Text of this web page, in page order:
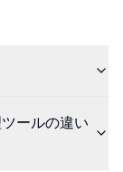
ールの違い